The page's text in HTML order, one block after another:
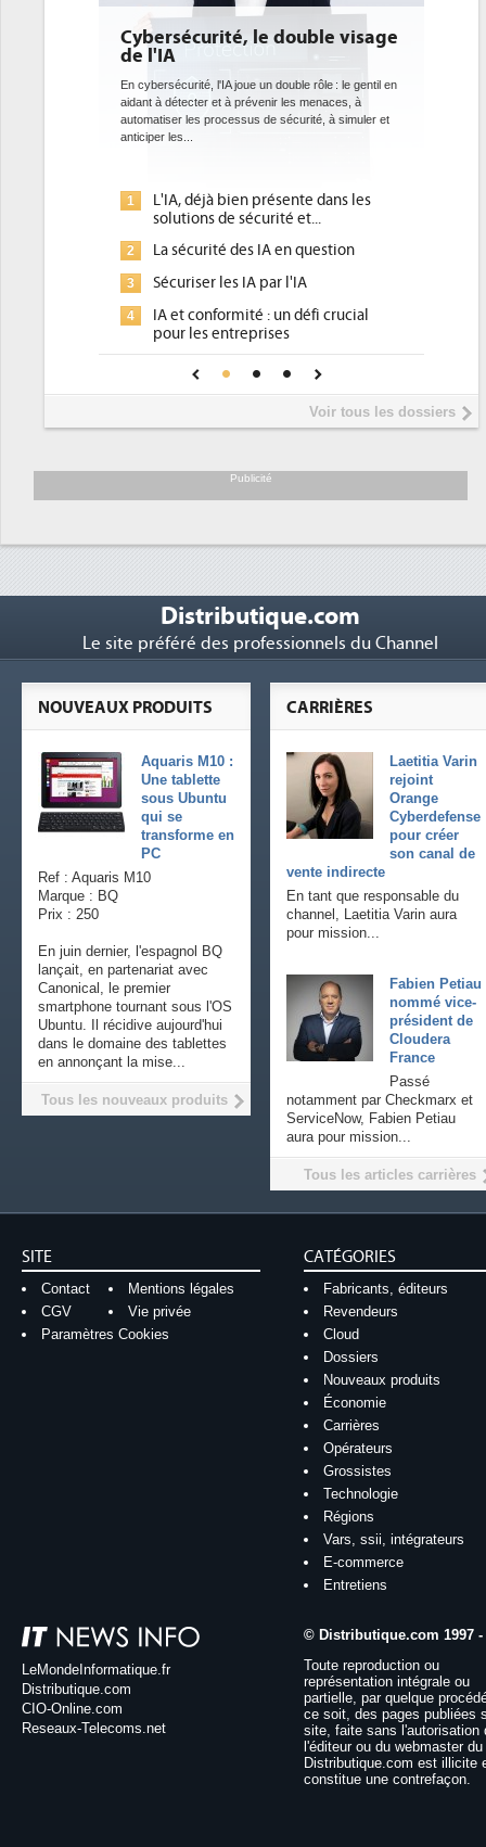
DEE: l'efficacité énergétique
bientôt une obligation pour les
datacenters
Des datacenters plus durables et plus efficaces, c'est
ce que recherchent les pouvoirs publics européens
avec la mise en oeuvre de la nouvelle Directive sur
1
Qu'est-ce que la DEE (directive
d'efficacité énergétique) ?
2
DEE, une pression administrative
place pour répondre à...
Phocea DC dans les cordes pour la
DEE
Interview de Fabrice Coquio,
président de Digital Realty...
soutient les...
Voir tous les dossiers
Publicité
Distributique.com
Le site préféré des professionnels du Channel
CARRIÈRES
Laetitia Varin
rejoint
Orange
Cyberdefense
pour créer
son canal de
vente indirecte
En tant que responsable du
channel, Laetitia Varin aura
pour mission...
Fabien Petiau
nommé vice-
président de
Cloudera
France
Passé
notamment par Checkmarx et
ServiceNow, Fabien Petiau
aura pour mission...
Tous les articles carrières
NOUVEAUX PRODUITS
Aquaris M10 :
Une tablette
sous Ubuntu
qui se
transforme en
PC
Ref : Aquaris M10
Marque : BQ
Prix : 250
En juin dernier, l'espagnol BQ
lançait, en partenariat avec
Canonical, le premier
smartphone tournant sous l'OS
Ubuntu. Il récidive aujourd'hui
dans le domaine des tablettes
en annonçant la mise...
Tous les nouveaux produits
SITE
Contact
Mentions légales
CGV
Vie privée
Paramètres Cookies
CATÉGORIES
Fabricants, éditeurs
Revendeurs
Cloud
Dossiers
Nouveaux produits
Économie
Carrières
Opérateurs
Grossistes
Technologie
Régions
Vars, ssii, intégrateurs
E-commerce
Entretiens
LeMondeInformatique.fr
Distributique.com
CIO-Online.com
Reseaux-Telecoms.net
© Distributique.com 1997 -
Toute reproduction ou
représentation intégrale ou
partielle, par quelque
ce soit, des pages publiées
site, faite sans l'autorisation
l'éditeur ou du webmaster
Distributique.com est illicite
constitue une contrefaçon.